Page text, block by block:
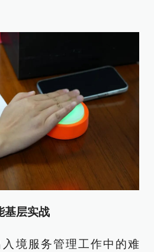
基层实战
境服务管理工作中的难